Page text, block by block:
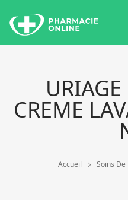
CREME
Accueil Soins De